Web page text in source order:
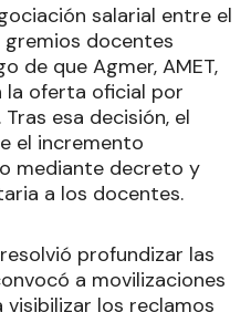
salarial entre el
docentes
de que Agmer, AMET,
la oferta oficial por
esa decisión, el
el incremento
mediante decreto y
a los docentes.
profundizar las
a movilizaciones
los reclamos